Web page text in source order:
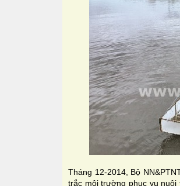
Tháng 12-2014, Bộ
trắc môi trường phục vụ